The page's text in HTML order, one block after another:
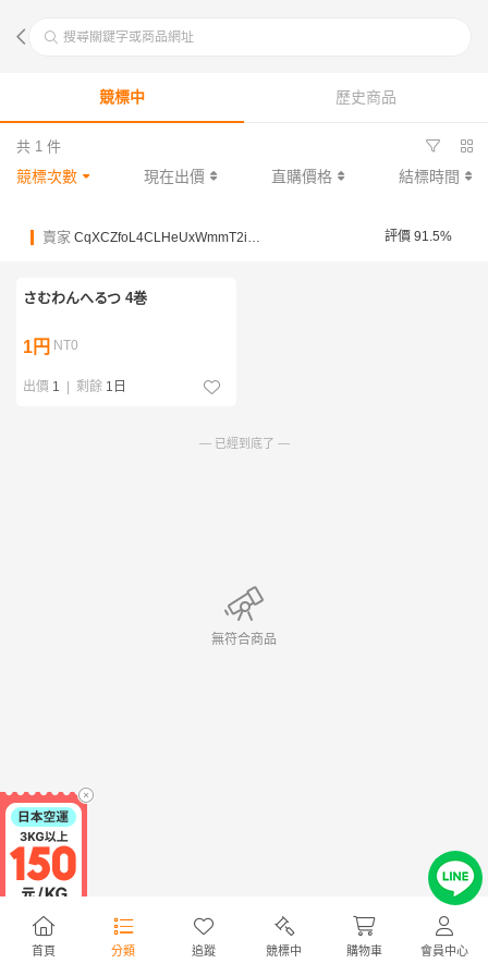
搜尋關鍵字或商品網址
首頁 分類 追蹤 競標中 購物車 會員中心
競標中 歷史商品
共 1 件
競標次數 現在出價 直購價格 結標時間
賣家 CqXCZfoL4CLHeUxWmmT2i3cMZUwMz 評價 91.5%
さむわんへるつ 4巻
1円 NT0
出價 1 | 剩餘 1日
— 已經到底了 —
無符合商品